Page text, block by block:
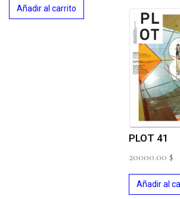
Añadir al carrito
PLOT 41
20000.00 $
Añadir al